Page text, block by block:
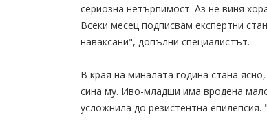
сериозна нетърпимост. Аз не виня
Всеки месец подписвам експертни
наваксани", допълни специалистът.
В края на миналата година стана
сина му. Иво-младши има вродена
усложнила до резистентна